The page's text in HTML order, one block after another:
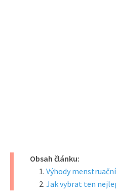
Obsah článku:
Výhody
Jak vybrat ten